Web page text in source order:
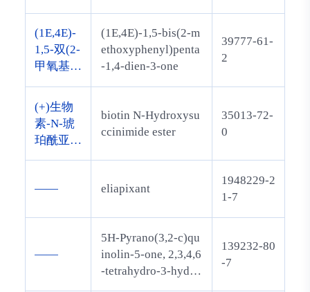
-1-(2-氟-
6-甲基苯
甲酰基)-
N-[4-甲
氟甲基)
苯基]哌
啶-3-甲
酰胺
(1E,4E)-
1,5-双(2-
甲氧基苯
-二烯-3-
酮
(1E,4E)-1,5-bis(2-m
ethoxyphenyl)penta
-1,4-dien-3-one
39777-61-
2
(+)生物
素-N-琥
珀酰亚胺
biotin N-Hydroxysu
ccinimide ester
35013-72-
0
—— eliapixant
1948229-2
1-7
——
5H-Pyrano(3,2-c)qu
inolin-5-one, 2,3,4,6
-tetrahydro-3-hydro
139232-80
-7